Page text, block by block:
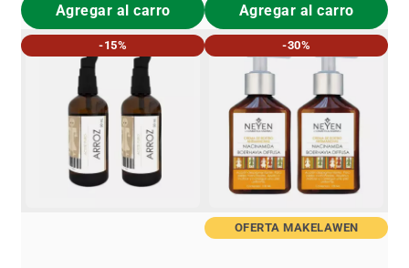
Agregar al carro Agregar al carro
-15% -30%
OFERTA MAKELAWEN